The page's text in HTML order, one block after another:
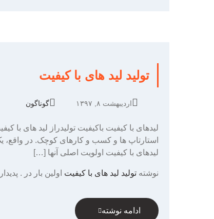
تولید لید های با کیفیت
اردیبهشت ۸, ۱۳۹۷ گوناگون
لیدهای با کیفیت باکیفیت تولیدراز لید های با
لیدهای با کیفیت اولویت اصلی آنها […]
نوشته تولید لید های با کیفیت اولین بار در .
ادامه نوشته